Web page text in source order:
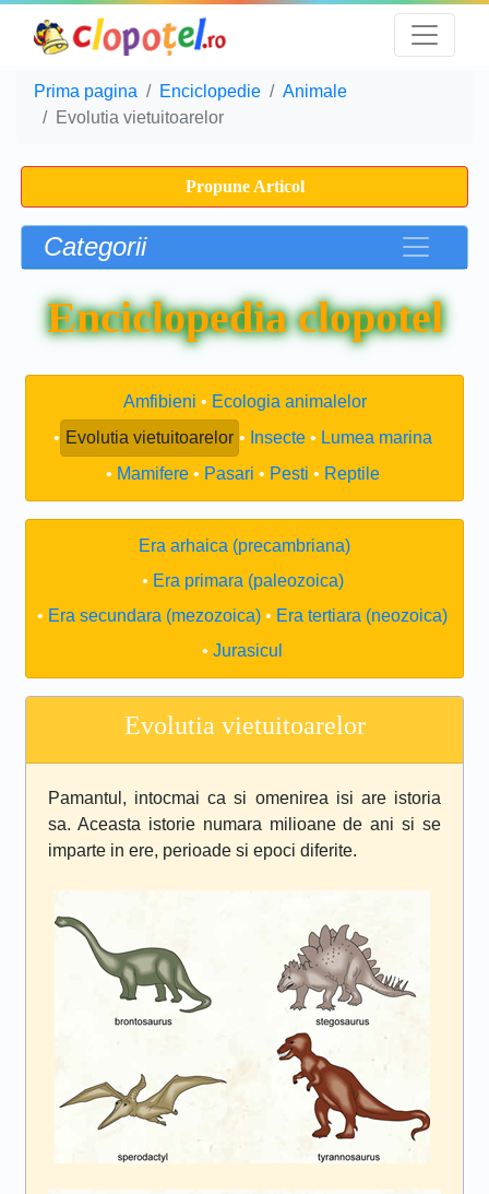
Prima pagina Enciclopedie
Animale
Evolutia vietuitoarelor
Propune Articol
Categorii
Enciclopedia clopotel
Amfibieni
Ecologia animalelor
Evolutia vietuitoarelor
Insecte
Lumea marina
Mamifere
Pasari Pesti Reptile
Era arhaica (precambriana)
Era primara (paleozoica)
Era secundara (mezozoica)
Era tertiara (neozoica)
Jurasicul
Evolutia vietuitoarelor
Pamantul, intocmai ca si omenirea isi are istoria
sa. Aceasta istorie numara milioane de ani si se
imparte in ere, perioade si epoci diferite.